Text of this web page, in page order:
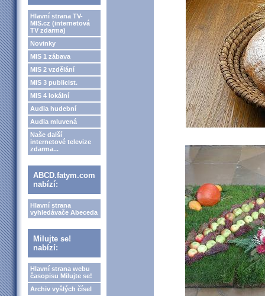
Hlavní strana TV-
MIS.cz (internetová
TV zdarma)
Novinky
MIS 1 zábava
MIS 2 vzdělání
MIS 3 publicist.
MIS 4 lokální
Audia hudební
Audia mluvená
Naše další
internetové televize
zdarma...
ABCD.fatym.com
nabízí:
Hlavní strana
vyhledávače Abeceda
Milujte se!
nabízí:
Hlavní strana webu
časopisu Milujte se!
Archiv vyšlých čísel